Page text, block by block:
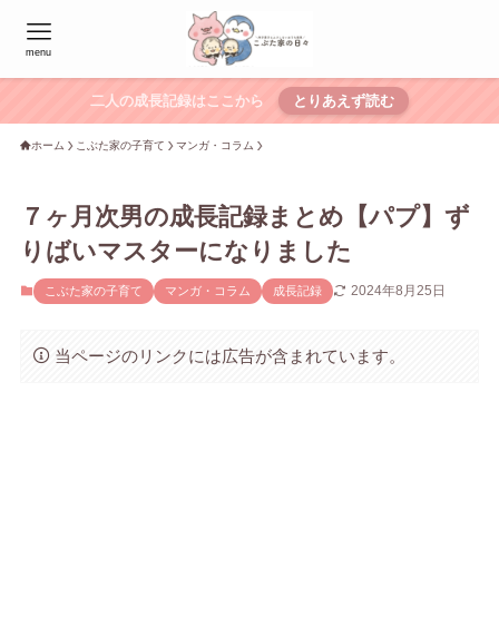
menu
二人の成長記録はここから とりあえず読む
ホーム こぶた家の子育て マンガ・コラム
７ヶ月次男の成長記録まとめ【パプ】ず
りばいマスターになりました
こぶた家の子育て マンガ・コラム 成長記録 2024年8月25日
当ページのリンクには広告が含まれています。